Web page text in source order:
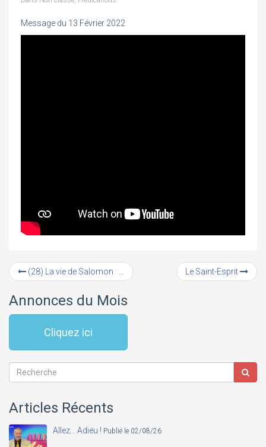
Message du 13 Février 2022
(28) La vie de Salomon : La construction du Temple (#4) Le Saint-Esprit
Annonces du Mois
Cliquez ici
Articles Récents
Allez... Adieu ! Publié le 02/08/26